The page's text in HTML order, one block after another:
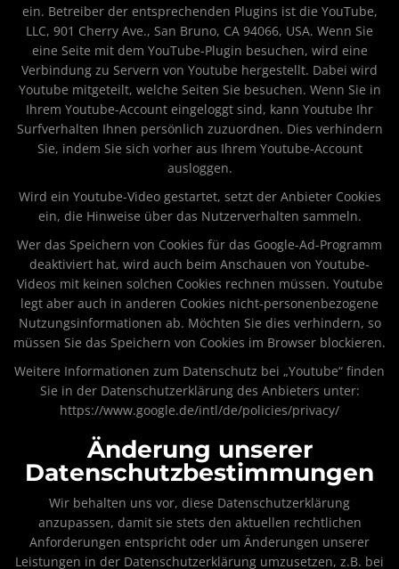
ein. Betreiber der entsprechenden Plugins ist die YouTube,
LLC, 901 Cherry Ave., San Bruno, CA 94066, USA. Wenn Sie
eine Seite mit dem YouTube-Plugin besuchen, wird eine
Verbindung zu Servern von Youtube hergestellt. Dabei wird
Youtube mitgeteilt, welche Seiten Sie besuchen. Wenn Sie in
Ihrem Youtube-Account eingeloggt sind, kann Youtube Ihr
Surfverhalten Ihnen persönlich zuzuordnen. Dies verhindern
Sie, indem Sie sich vorher aus Ihrem Youtube-Account
ausloggen.
Wird ein Youtube-Video gestartet, setzt der Anbieter Cookies
ein, die Hinweise über das Nutzerverhalten sammeln.
Wer das Speichern von Cookies für das Google-Ad-Programm
deaktiviert hat, wird auch beim Anschauen von Youtube-
Videos mit keinen solchen Cookies rechnen müssen. Youtube
legt aber auch in anderen Cookies nicht-personenbezogene
Nutzungsinformationen ab. Möchten Sie dies verhindern, so
müssen Sie das Speichern von Cookies im Browser blockieren.
Weitere Informationen zum Datenschutz bei „Youtube“ finden
Sie in der Datenschutzerklärung des Anbieters unter:
https://www.google.de/intl/de/policies/privacy/
Änderung unserer
Datenschutzbestimmungen
Wir behalten uns vor, diese Datenschutzerklärung
anzupassen, damit sie stets den aktuellen rechtlichen
Anforderungen entspricht oder um Änderungen unserer
Leistungen in der Datenschutzerklärung umzusetzen, z.B. bei